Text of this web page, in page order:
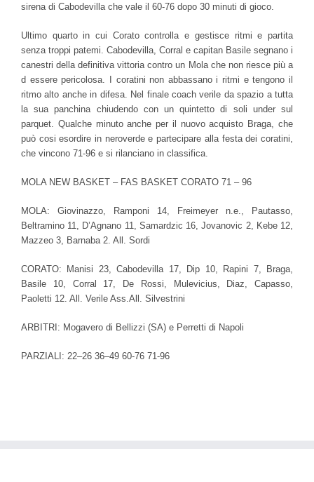
sirena di Cabodevilla che vale il 60-76 dopo 30 minuti di gioco.
Ultimo quarto in cui Corato controlla e gestisce ritmi e partita
senza troppi patemi. Cabodevilla, Corral e capitan Basile segnano i
canestri della definitiva vittoria contro un Mola che non riesce più a
d essere pericolosa. I coratini non abbassano i ritmi e tengono il
ritmo alto anche in difesa. Nel finale coach verile da spazio a tutta
la sua panchina chiudendo con un quintetto di soli under sul
parquet. Qualche minuto anche per il nuovo acquisto Braga, che
può cosi esordire in neroverde e partecipare alla festa dei coratini,
che vincono 71-96 e si rilanciano in classifica.
MOLA NEW BASKET – FAS BASKET CORATO 71 – 96
MOLA: Giovinazzo, Ramponi 14, Freimeyer n.e., Pautasso,
Beltramino 11, D’Agnano 11, Samardzic 16, Jovanovic 2, Kebe 12,
Mazzeo 3, Barnaba 2. All. Sordi
CORATO: Manisi 23, Cabodevilla 17, Dip 10, Rapini 7, Braga,
Basile 10, Corral 17, De Rossi, Mulevicius, Diaz, Capasso,
Paoletti 12. All. Verile Ass.All. Silvestrini
ARBITRI: Mogavero di Bellizzi (SA) e Perretti di Napoli
PARZIALI: 22–26 36–49 60-76 71-96